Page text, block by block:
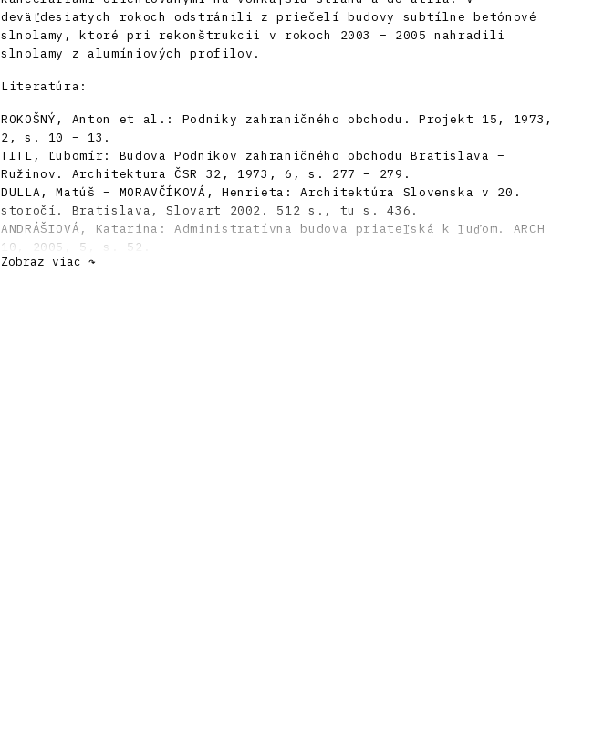
deväťdesiatych rokoch odstránili z priečelí budovy subtílne betónové
slnolamy, ktoré pri rekonštrukcii v rokoch 2003 – 2005 nahradili
slnolamy z alumíniových profilov.
Literatúra:
ROKOŠNÝ, Anton et al.: Podniky zahraničného obchodu. Projekt 15, 1973,
2, s. 10 – 13.
TITL, Ľubomír: Budova Podnikov zahraničného obchodu Bratislava –
Ružinov. Architektura ČSR 32, 1973, 6, s. 277 – 279.
DULLA, Matúš – MORAVČÍKOVÁ, Henrieta: Architektúra Slovenska v 20.
storočí. Bratislava, Slovart 2002. 512 s., tu s. 436.
ANDRÁŠIOVÁ, Katarína: Administratívna budova priateľská k ľuďom. ARCH
10, 2005, 5, s. 52.
Zobraz viac ↷